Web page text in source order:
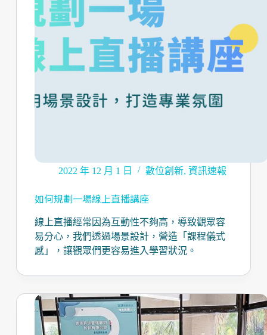
2022 年 12 月 1 日 數位創新, 資訊速報
如何規劃一場線上直播講座
線上直播經常因為互動性不夠高，導致觀眾容
易分心，我們透過場景設計，營造「課程儀式
感」，讓觀眾們更容易進入學習狀況。